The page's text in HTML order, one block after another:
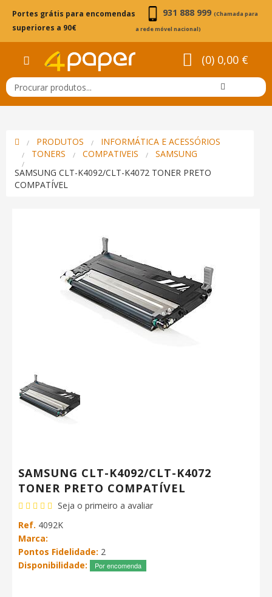
Portes grátis para encomendas
superiores a 90€
931 888 999 (Chamada para
a rede móvel nacional)
(0) 0,00 €
PRODUTOS
INFORMÁTICA E ACESSÓRIOS
TONERS
COMPATIVEIS
SAMSUNG
SAMSUNG CLT-K4092/CLT-K4072 TONER PRETO
COMPATÍVEL
SAMSUNG CLT-K4092/CLT-K4072
TONER PRETO COMPATÍVEL
Seja o primeiro a avaliar
Ref. 4092K
Marca:
Pontos Fidelidade: 2
Disponibilidade:
Por encomenda